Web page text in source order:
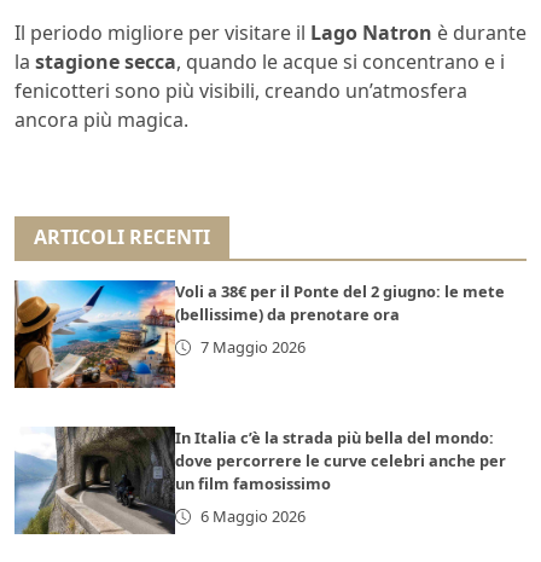
Il periodo migliore per visitare il Lago Natron è durante
la stagione secca, quando le acque si concentrano e i
fenicotteri sono più visibili, creando un’atmosfera
ancora più magica.
ARTICOLI RECENTI
Voli a 38€ per il Ponte del 2 giugno: le mete
(bellissime) da prenotare ora
7 Maggio 2026
In Italia c’è la strada più bella del mondo:
dove percorrere le curve celebri anche per
un film famosissimo
6 Maggio 2026